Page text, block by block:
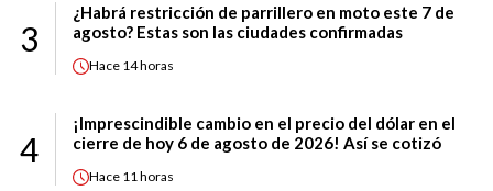
3
¿Habrá restricción de parrillero en moto este 7 de
agosto? Estas son las ciudades confirmadas
Hace 14 horas
4
¡Imprescindible cambio en el precio del dólar en el
cierre de hoy 6 de agosto de 2026! Así se cotizó
Hace 11 horas